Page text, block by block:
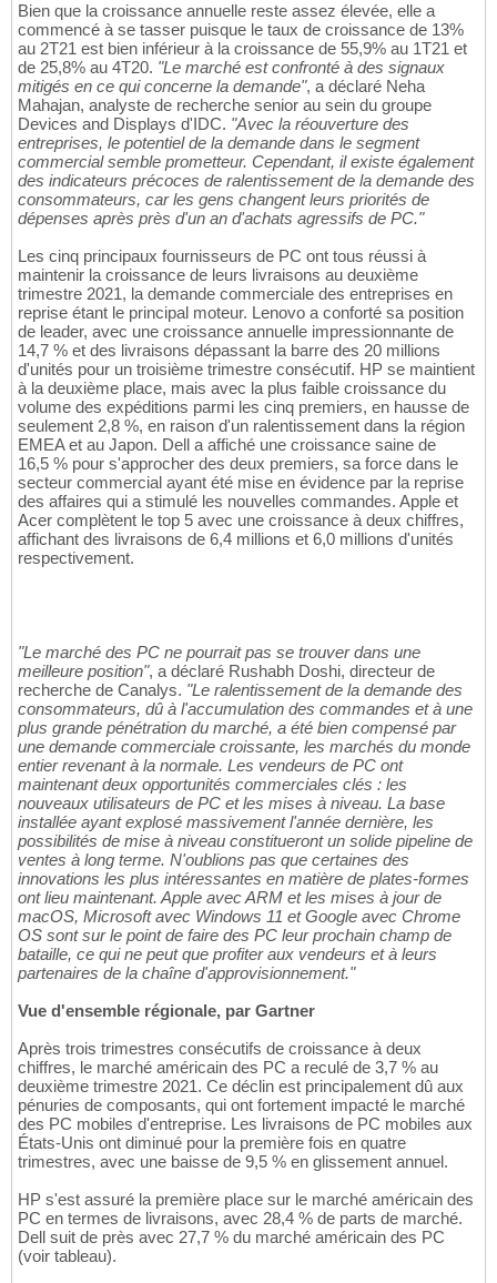
Bien que la croissance annuelle reste assez élevée, elle a
commencé à se tasser puisque le taux de croissance de 13%
au 2T21 est bien inférieur à la croissance de 55,9% au 1T21 et
de 25,8% au 4T20. "Le marché est confronté à des signaux
mitigés en ce qui concerne la demande", a déclaré Neha
Mahajan, analyste de recherche senior au sein du groupe
Devices and Displays d'IDC. "Avec la réouverture des
entreprises, le potentiel de la demande dans le segment
commercial semble prometteur. Cependant, il existe également
des indicateurs précoces de ralentissement de la demande des
consommateurs, car les gens changent leurs priorités de
dépenses après près d'un an d'achats agressifs de PC."
Les cinq principaux fournisseurs de PC ont tous réussi à
maintenir la croissance de leurs livraisons au deuxième
trimestre 2021, la demande commerciale des entreprises en
reprise étant le principal moteur. Lenovo a conforté sa position
de leader, avec une croissance annuelle impressionnante de
14,7 % et des livraisons dépassant la barre des 20 millions
d'unités pour un troisième trimestre consécutif. HP se maintient
à la deuxième place, mais avec la plus faible croissance du
volume des expéditions parmi les cinq premiers, en hausse de
seulement 2,8 %, en raison d'un ralentissement dans la région
EMEA et au Japon. Dell a affiché une croissance saine de
16,5 % pour s'approcher des deux premiers, sa force dans le
secteur commercial ayant été mise en évidence par la reprise
des affaires qui a stimulé les nouvelles commandes. Apple et
Acer complètent le top 5 avec une croissance à deux chiffres,
affichant des livraisons de 6,4 millions et 6,0 millions d'unités
respectivement.
"Le marché des PC ne pourrait pas se trouver dans une
meilleure position", a déclaré Rushabh Doshi, directeur de
recherche de Canalys. "Le ralentissement de la demande des
consommateurs, dû à l'accumulation des commandes et à une
plus grande pénétration du marché, a été bien compensé par
une demande commerciale croissante, les marchés du monde
entier revenant à la normale. Les vendeurs de PC ont
maintenant deux opportunités commerciales clés : les
nouveaux utilisateurs de PC et les mises à niveau. La base
installée ayant explosé massivement l'année dernière, les
possibilités de mise à niveau constitueront un solide pipeline de
ventes à long terme. N'oublions pas que certaines des
innovations les plus intéressantes en matière de plates-formes
ont lieu maintenant. Apple avec ARM et les mises à jour de
macOS, Microsoft avec Windows 11 et Google avec Chrome
OS sont sur le point de faire des PC leur prochain champ de
bataille, ce qui ne peut que profiter aux vendeurs et à leurs
partenaires de la chaîne d'approvisionnement."
Vue d'ensemble régionale, par Gartner
Après trois trimestres consécutifs de croissance à deux
chiffres, le marché américain des PC a reculé de 3,7 % au
deuxième trimestre 2021. Ce déclin est principalement dû aux
pénuries de composants, qui ont fortement impacté le marché
des PC mobiles d'entreprise. Les livraisons de PC mobiles aux
États-Unis ont diminué pour la première fois en quatre
trimestres, avec une baisse de 9,5 % en glissement annuel.
HP s'est assuré la première place sur le marché américain des
PC en termes de livraisons, avec 28,4 % de parts de marché.
Dell suit de près avec 27,7 % du marché américain des PC
(voir tableau).